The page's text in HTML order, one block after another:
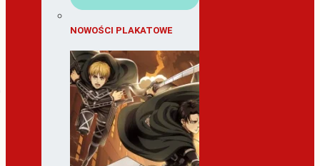
NOWOŚCI PLAKATOWE